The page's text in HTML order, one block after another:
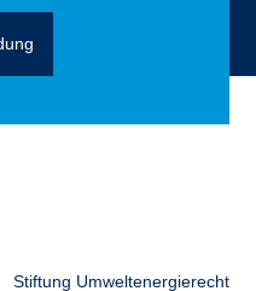
Stiftung Umweltenergierecht